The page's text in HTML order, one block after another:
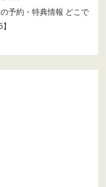
予約・特典情報 どこで